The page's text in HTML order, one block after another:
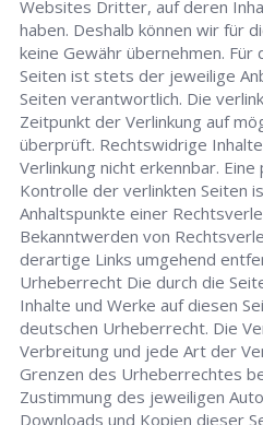
Websites Dritter, auf deren
haben. Deshalb können wir für
keine Gewähr übernehmen.
Seiten ist stets der jeweilige
Seiten verantwortlich. Die
Zeitpunkt der Verlinkung auf
überprüft. Rechtswidrige
Verlinkung nicht erkennbar.
Kontrolle der verlinkten Seiten
Anhaltspunkte einer
Bekanntwerden von
derartige Links umgehend
Urheberrecht Die durch die
Inhalte und Werke auf diesen
deutschen Urheberrecht. Die
Verbreitung und jede Art der
Grenzen des Urheberrechtes
Zustimmung des jeweiligen
Downloads und Kopien dieser